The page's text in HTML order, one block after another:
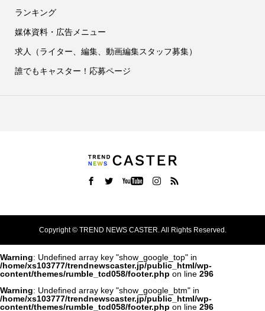
ランキング
媒体資料・広告メニュー
求人（ライター、編集、動画編集スタッフ募集）
誰でもキャスター！応募ページ
Copyright ©TREND NEWS CASTER. All Rights Reserved.
Warning: Undefined array key "show_google_top" in
/home/xs103777/trendnewscaster.jp/public_html/wp-
content/themes/rumble_tcd058/footer.php on line 296
Warning: Undefined array key "show_google_btm" in
/home/xs103777/trendnewscaster.jp/public_html/wp-
content/themes/rumble_tcd058/footer.php on line 296